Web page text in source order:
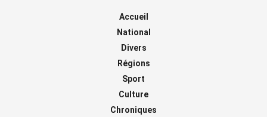
Accueil
National
Divers
Régions
Sport
Culture
Chroniques